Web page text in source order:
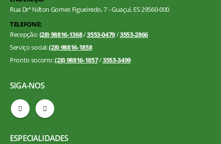
Rua Drº Nilton Gomes Figueiredo, 7 - Guaçuí, ES 29560-000
TELEFONE:
Recepção:(28) 98816-1368/3553-0479/3553-2866
Serviço social:(28) 98816-1858
Pronto socorro:(28) 98816-1857/3553-3499
SIGA-NOS
ESPECIALIDADES